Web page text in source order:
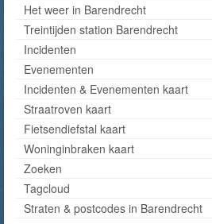
Het weer in Barendrecht
Treintijden station Barendrecht
Incidenten
Evenementen
Incidenten & Evenementen kaart
Straatroven kaart
Fietsendiefstal kaart
Woninginbraken kaart
Zoeken
Tagcloud
Straten & postcodes in Barendrecht